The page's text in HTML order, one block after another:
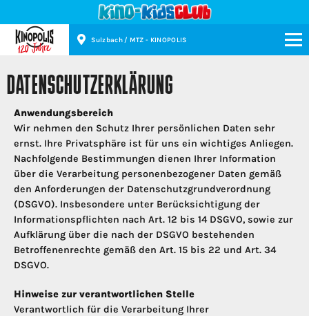
Sulzbach / MTZ - KINOPOLIS
DATENSCHUTZERKLÄRUNG
Anwendungsbereich
Wir nehmen den Schutz Ihrer persönlichen Daten sehr
ernst. Ihre Privatsphäre ist für uns ein wichtiges Anliegen.
Nachfolgende Bestimmungen dienen Ihrer Information
über die Verarbeitung personenbezogener Daten gemäß
den Anforderungen der Datenschutzgrundverordnung
(DSGVO). Insbesondere unter Berücksichtigung der
Informationspflichten nach Art. 12 bis 14 DSGVO, sowie zur
Aufklärung über die nach der DSGVO bestehenden
Betroffenenrechte gemäß den Art. 15 bis 22 und Art. 34
DSGVO.
Hinweise zur verantwortlichen Stelle
Verantwortlich für die Verarbeitung Ihrer